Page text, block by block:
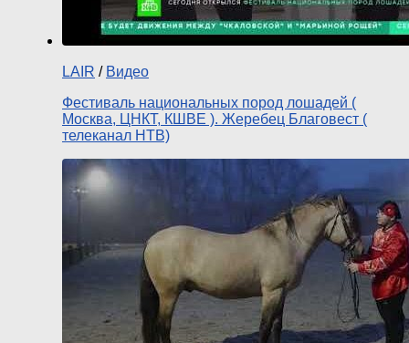
LAIR / Видео
Фестиваль национальных пород лошадей (
Москва, ЦНКТ, КШВЕ ). Жеребец Благовест (
телеканал НТВ)